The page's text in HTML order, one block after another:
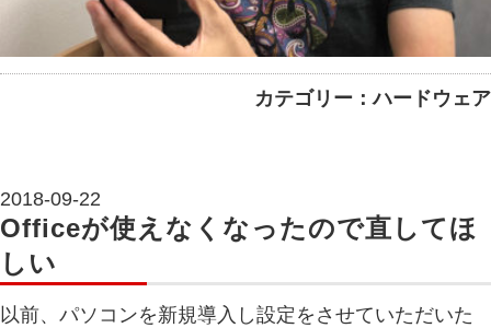
カテゴリー：ハードウェア
2018-09-22
Officeが使えなくなったので直してほ
しい
以前、パソコンを新規導入し設定をさせていただいた